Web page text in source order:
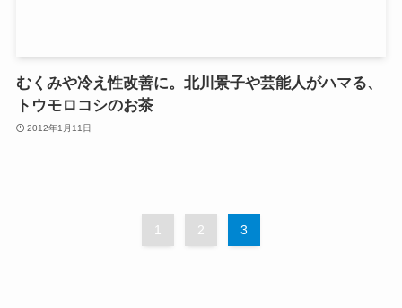
むくみや冷え性改善に。北川景子や芸能人がハマる、
トウモロコシのお茶
2012年1月11日
1 2 3